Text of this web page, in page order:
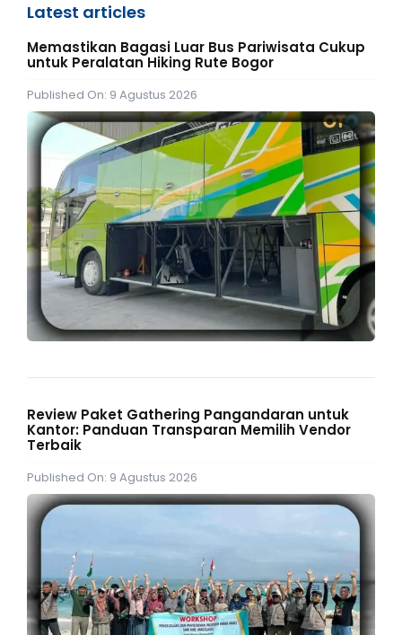
Latest articles
Memastikan Bagasi Luar Bus Pariwisata Cukup
untuk Peralatan Hiking Rute Bogor
Published On: 9 Agustus 2026
Review Paket Gathering Pangandaran untuk
Kantor: Panduan Transparan Memilih Vendor
Terbaik
Published On: 9 Agustus 2026